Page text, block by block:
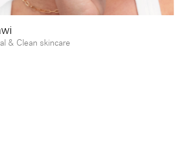
& Clean skincare